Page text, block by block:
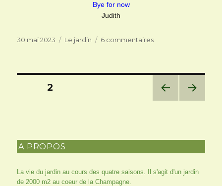
Bye for now
Judith
Publié
30 mai 2023 Catégories
Le jardin 6 commentairessur
Pagination
NTE
PAGE2
E
A PROPOS
La vie du jardin au cours des quatre saisons. Il s'agit d'un jardin
de 2000 m2 au coeur de la Champagne.